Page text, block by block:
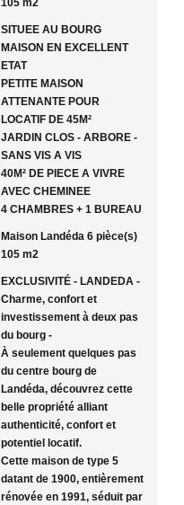
SITUEE AU BOURG
MAISON EN EXCELLENT
ETAT
PETITE MAISON
ATTENANTE POUR
LOCATIF DE 45M²
JARDIN CLOS - ARBORE -
SANS VIS A VIS
40M² DE PIECE A VIVRE
AVEC CHEMINEE
4 CHAMBRES + 1 BUREAU
Maison Landéda 6 pièce(s)
105 m2
EXCLUSIVITÉ - LANDEDA -
Charme, confort et
investissement à deux pas
du bourg -
À seulement quelques pas
du centre bourg de
Landéda, découvrez cette
belle propriété alliant
authenticité, confort et
potentiel locatif.
Cette maison de type 5
datant de 1900, entièrement
rénovée en 1991, séduit par